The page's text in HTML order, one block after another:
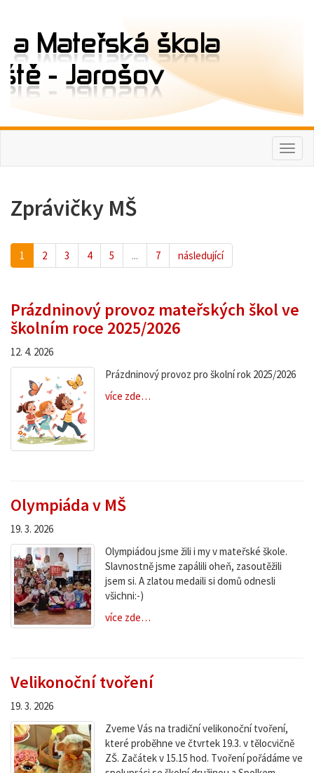
Zprávičky MŠ
1 2 3 4 5 ... 7 následující
Prázdninový provoz mateřských škol ve
školním roce 2025/2026
12. 4. 2026
Prázdninový provoz pro školní rok 2025/2026
více zde…
Olympiáda v MŠ
19. 3. 2026
Olympiádou jsme žili i my v mateřské škole.
Slavnostně jsme zapálili oheň, zasoutěžili
jsem si. A zlatou medaili si domů odnesli
všichni:-)
více zde…
Velikonoční tvoření
19. 3. 2026
Zveme Vás na tradiční velikonoční tvoření,
které proběhne ve čtvrtek 19.3. v tělocvičně
ZŠ. Začátek v 15.15 hod. Tvoření pořádáme ve